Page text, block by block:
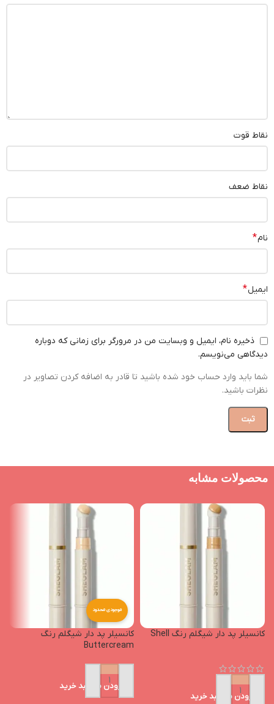
نقاط قوت
نقاط ضعف
نام*
ایمیل*
ذخیره نام، ایمیل و وبسایت من در مرورگر برای زمانی که دوباره
دیدگاهی می‌نویسم.
شما باید وارد حساب خود شده باشید تا قادر به اضافه کردن تصاویر در
نظرات باشید.
محصولات مشابه
کانسیلر پد دار شیگلم رنگ Shell
افزودن به سبد خرید
موجودی محدود
کانسیلر پد دار شیگلم رنگ
Buttercream
افزودن به سبد خرید